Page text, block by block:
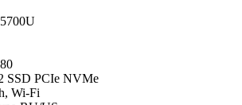
SSD PCIe NVMe
Wi-Fi